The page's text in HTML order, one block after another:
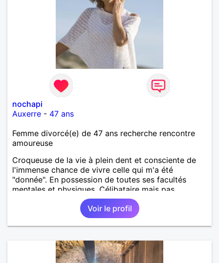
nochapi
Auxerre - 47 ans
Femme divorcé(e) de 47 ans recherche rencontre
amoureuse
Croqueuse de la vie à plein dent et consciente de
l'immense chance de vivre celle qui m'a été
"donnée". En possession de toutes ses facultés
mentales et physiques. Célibataire mais pas
solitaire, je mène une vie bien remplie. Je ne suis
pas sur ce site par dépit, ni en tant que
représentatrice de la Femme Divorcée Mal dans sa
peau. A bientôt.
Voir le profil